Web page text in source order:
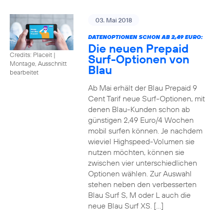
Credits: Placeit |
Montage, Ausschnitt
bearbeitet
03. Mai 2018
DATENOPTIONEN SCHON AB 2,49 EURO:
Die neuen Prepaid
Surf-Optionen von
Blau
Ab Mai erhält der Blau Prepaid 9
Cent Tarif neue Surf-Optionen, mit
denen Blau-Kunden schon ab
günstigen 2,49 Euro/4 Wochen
mobil surfen können. Je nachdem
wieviel Highspeed-Volumen sie
nutzen möchten, können sie
zwischen vier unterschiedlichen
Optionen wählen. Zur Auswahl
stehen neben den verbesserten
Blau Surf S, M oder L auch die
neue Blau Surf XS. […]